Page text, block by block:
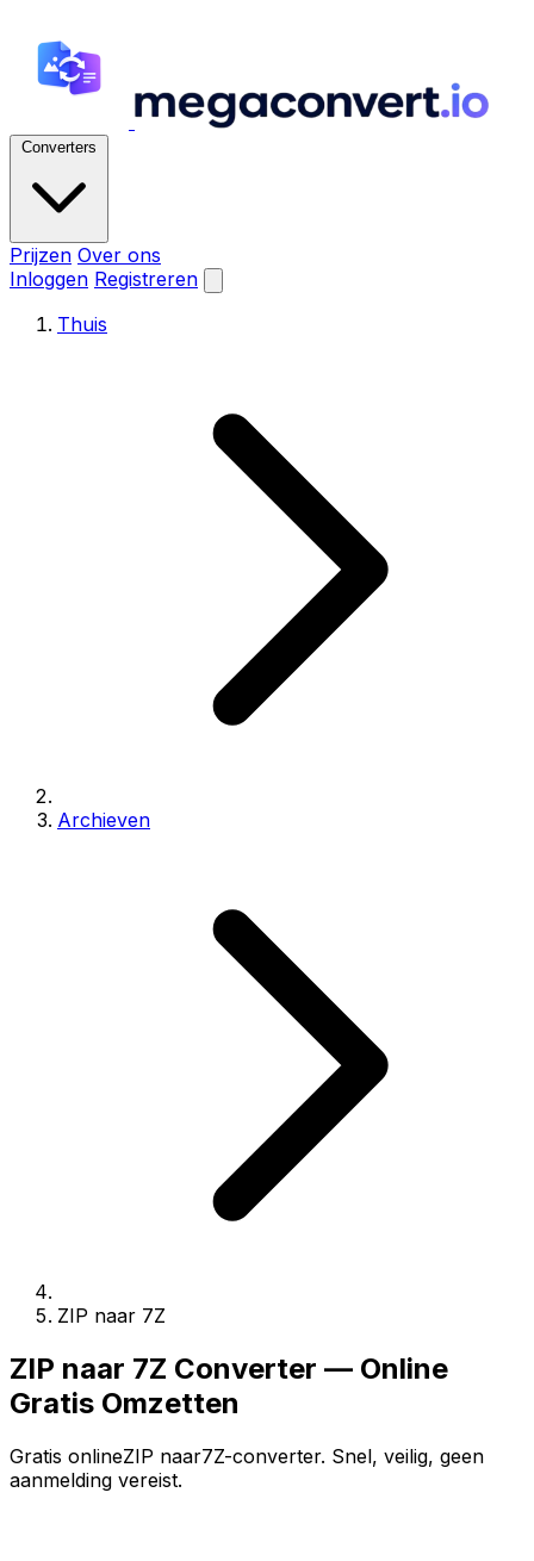
Converters
Prijzen Over ons
Inloggen Registreren
Thuis
Archieven
ZIP naar 7Z
ZIP naar 7Z Converter — Online
Gratis Omzetten
Gratis onlineZIP naar7Z-converter. Snel, veilig, geen
aanmelding vereist.